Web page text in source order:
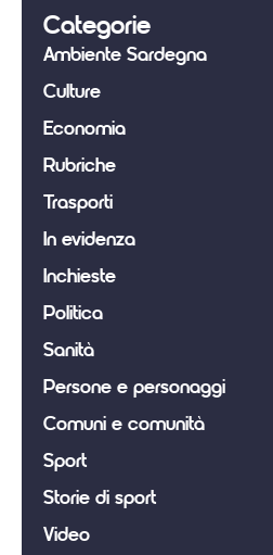
Categorie
Ambiente Sardegna
Culture
Economia
Rubriche
Trasporti
In evidenza
Inchieste
Politica
Sanità
Persone e personaggi
Comuni e comunità
Sport
Storie di sport
Video